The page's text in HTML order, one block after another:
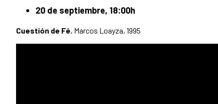
20 de septiembre, 18:00h
Cuestión de Fé, Marcos Loayza, 1995